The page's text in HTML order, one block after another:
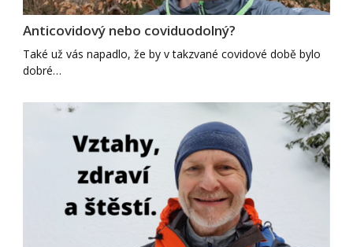
Anticovidový nebo coviduodolný?
Také už vás napadlo, že by v takzvané covidové době bylo
dobré…